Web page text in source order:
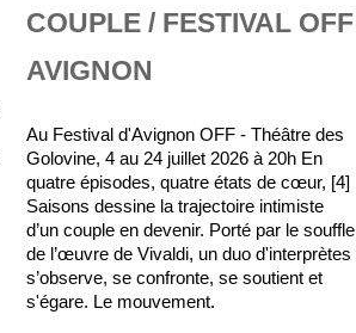
COUPLE / FESTIVAL OFF
AVIGNON
Au Festival d'Avignon OFF - Théâtre des
Golovine, 4 au 24 juillet 2026 à 20h En
quatre épisodes, quatre états de cœur, [4]
Saisons dessine la trajectoire intimiste
d’un couple en devenir. Porté par le souffle
de l’œuvre de Vivaldi, un duo d'interprètes
s’observe, se confronte, se soutient et
s'égare. Le mouvement.